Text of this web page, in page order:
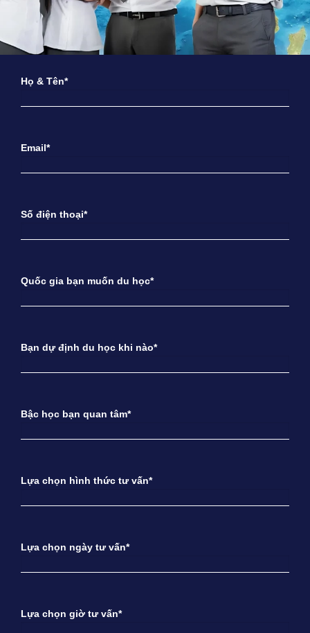
Họ & Tên*
Email*
Số điện thoại*
Quốc gia bạn muốn du học*
Bạn dự định du học khi nào*
Bậc học bạn quan tâm*
Lựa chọn hình thức tư vấn*
Lựa chọn ngày tư vấn*
Lựa chọn giờ tư vấn*